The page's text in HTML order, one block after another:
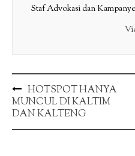
Staf Advokasi dan
Post
navigation
HOTSPOT HANYA
MUNCUL DI KALTIM
DAN KALTENG